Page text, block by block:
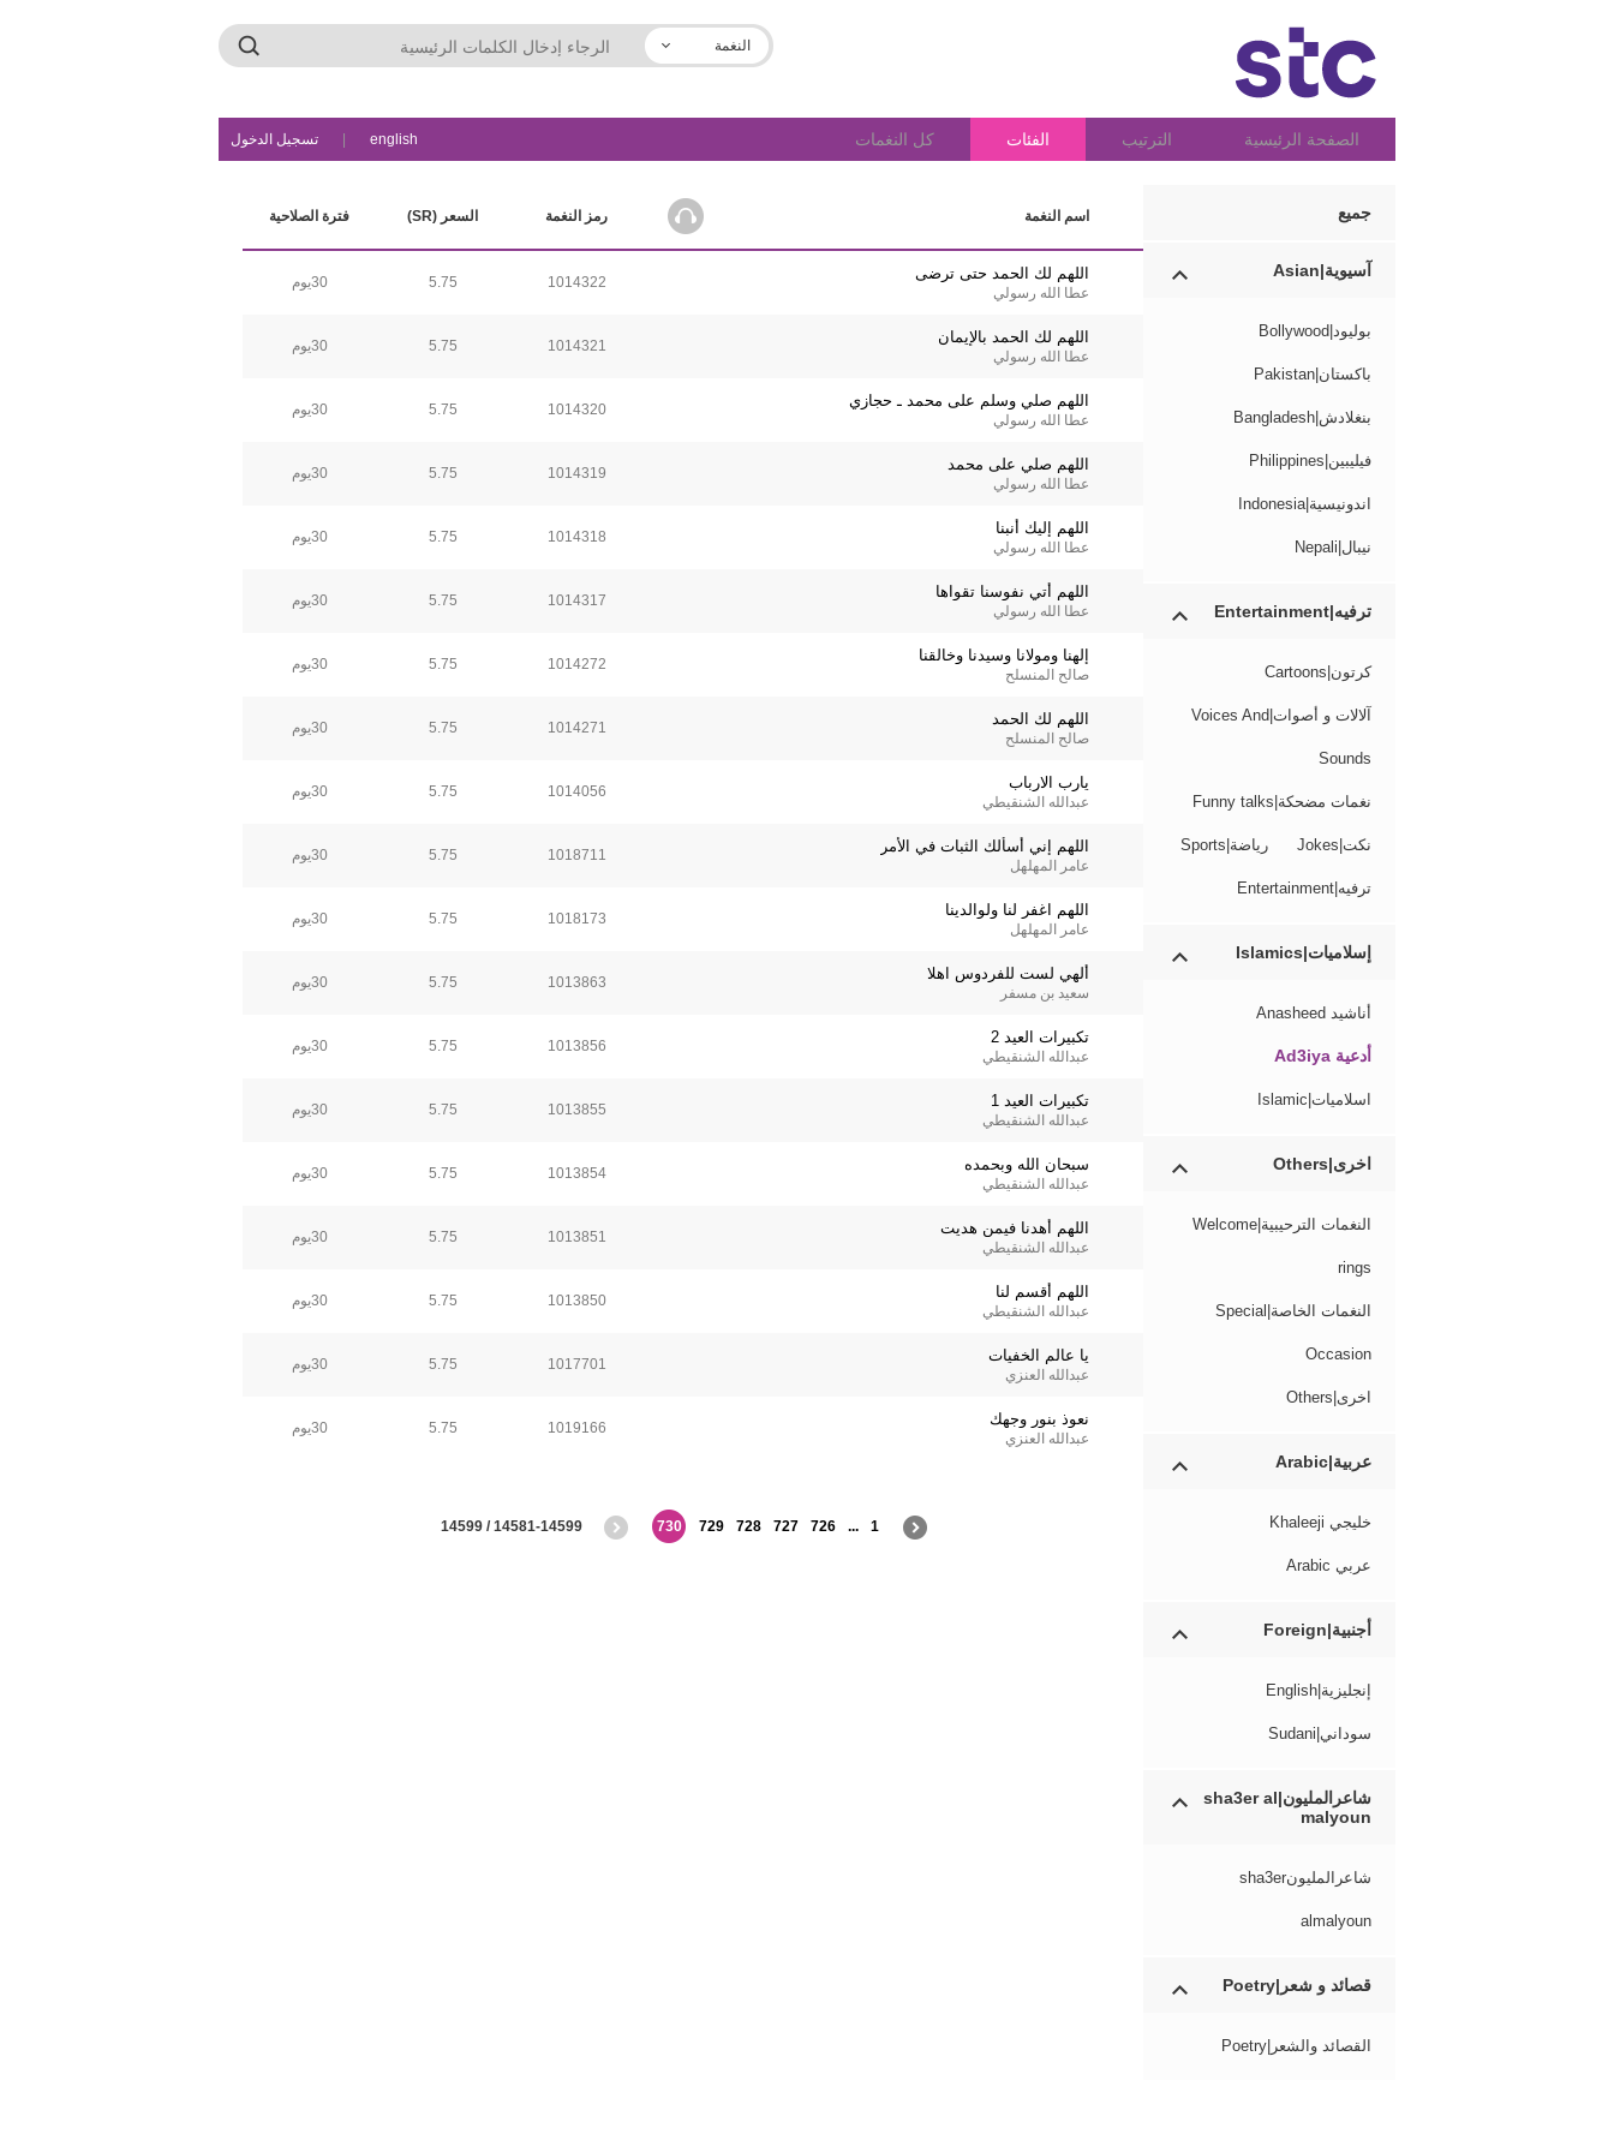
النغمة
الصفحة الرئيسية الترتيب الفئات كل النغمات english
| تسجيل الدخول
جميع
آسيوية|Asian
بوليود|Bollywood
باكستان|Pakistan
بنغلادش|Bangladesh
فيليبين|Philippines
اندونيسية|Indonesia
نيبال|Nepali
ترفيه|Entertainment
كرتون|Cartoons
آلالات و أصوات|Voices And
Sounds
نغمات مضحكة|Funny talks
نكت|Jokes رياضة|Sports
ترفيه|Entertainment
إسلاميات|Islamics
أناشيد Anasheed
أدعية Ad3iya
اسلاميات|Islamic
اخرى|Others
النغمات الترحيبية|Welcome
rings
النغمات الخاصة|Special
Occasion
اخرى|Others
عربية|Arabic
خليجي Khaleeji
عربي Arabic
أجنبية|Foreign
إنجليزية|English
سوداني|Sudani
شاعرالمليون|sha3er al
malyoun
شاعرالمليونsha3er
almalyoun
قصائد و شعر|Poetry
القصائد والشعر|Poetry
اسم النغمة رمز النغمة السعر (SR) فترة الصلاحية
اللهم لك الحمد حتى ترضى
عطا الله رسولي
1014322
5.75 30يوم
اللهم لك الحمد بالإيمان
عطا الله رسولي
1014321
5.75 30يوم
اللهم صلي وسلم على محمد ـ حجازي
عطا الله رسولي
1014320
5.75 30يوم
اللهم صلي على محمد
عطا الله رسولي
1014319
5.75 30يوم
اللهم إليك أنبنا
عطا الله رسولي
1014318
5.75 30يوم
اللهم أتي نفوسنا تقواها
عطا الله رسولي
1014317
5.75 30يوم
إلهنا ومولانا وسيدنا وخالقنا
صالح المنسلح
1014272
5.75 30يوم
اللهم لك الحمد
صالح المنسلح
1014271
5.75 30يوم
يارب الارباب
عبدالله الشنقيطي
1014056
5.75 30يوم
اللهم إني أسألك الثبات في الأمر
عامر المهلهل
1018711
5.75 30يوم
اللهم اغفر لنا ولوالدينا
عامر المهلهل
1018173
5.75 30يوم
ألهي لست للفردوس اهلا
سعيد بن مسفر
1013863
5.75 30يوم
تكبيرات العيد 2
عبدالله الشنقيطي
1013856
5.75 30يوم
تكبيرات العيد 1
عبدالله الشنقيطي
1013855
5.75 30يوم
سبحان الله وبحمده
عبدالله الشنقيطي
1013854
5.75 30يوم
اللهم أهدنا فيمن هديت
عبدالله الشنقيطي
1013851
5.75 30يوم
اللهم أقسم لنا
عبدالله الشنقيطي
1013850
5.75 30يوم
يا عالم الخفيات
عبدالله العنزي
1017701
5.75 30يوم
نعوذ بنور وجهك
عبدالله العنزي
1019166
5.75 30يوم
1
...
726
727
728
729
730
14581-14599 / 14599